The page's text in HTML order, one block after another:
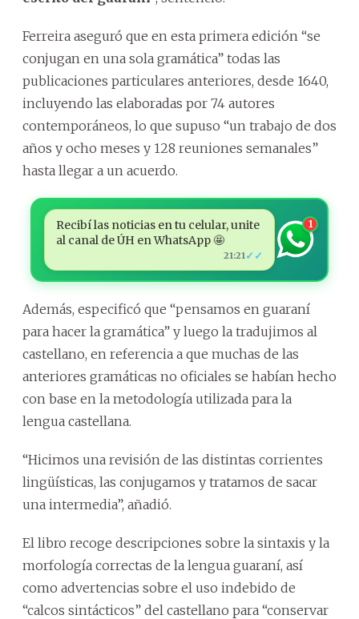
Ferreira aseguró que en esta primera edición “se
conjugan en una sola gramática” todas las
publicaciones particulares anteriores, desde 1640,
incluyendo las elaboradas por 74 autores
contemporáneos, lo que supuso “un trabajo de dos
años y ocho meses y 128 reuniones semanales”
hasta llegar a un acuerdo.
Recibí las noticias en tu celular, unite
al canal de ÚH en WhatsApp 🤩
21:21 ✓✓
1
Además, especificó que “pensamos en guaraní
para hacer la gramática” y luego la tradujimos al
castellano, en referencia a que muchas de las
anteriores gramáticas no oficiales se habían hecho
con base en la metodología utilizada para la
lengua castellana.
“Hicimos una revisión de las distintas corrientes
lingüísticas, las conjugamos y tratamos de sacar
una intermedia”, añadió.
El libro recoge descripciones sobre la sintaxis y la
morfología correctas de la lengua guaraní, así
como advertencias sobre el uso indebido de
“calcos sintácticos” del castellano para “conservar